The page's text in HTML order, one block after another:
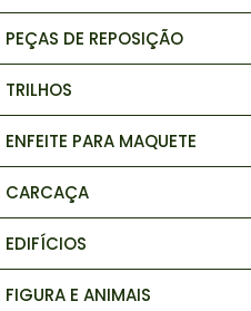
PEÇAS DE REPOSIÇÃO
TRILHOS
ENFEITE PARA MAQUETE
CARCAÇA
EDIFÍCIOS
FIGURA E ANIMAIS